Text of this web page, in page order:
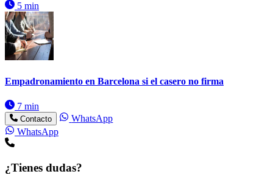
5 min
Empadronamiento en Barcelona si el casero no firma
7 min
Contacto
WhatsApp
WhatsApp
¿Tienes dudas?